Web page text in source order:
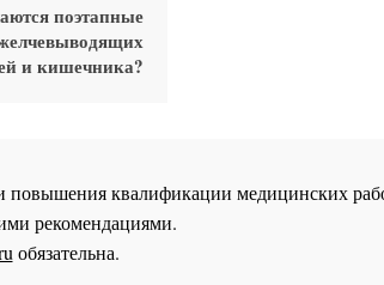
поэтапные
и кишечника?
повышения квалификации медицинских
рекомендациями.
обязательна.